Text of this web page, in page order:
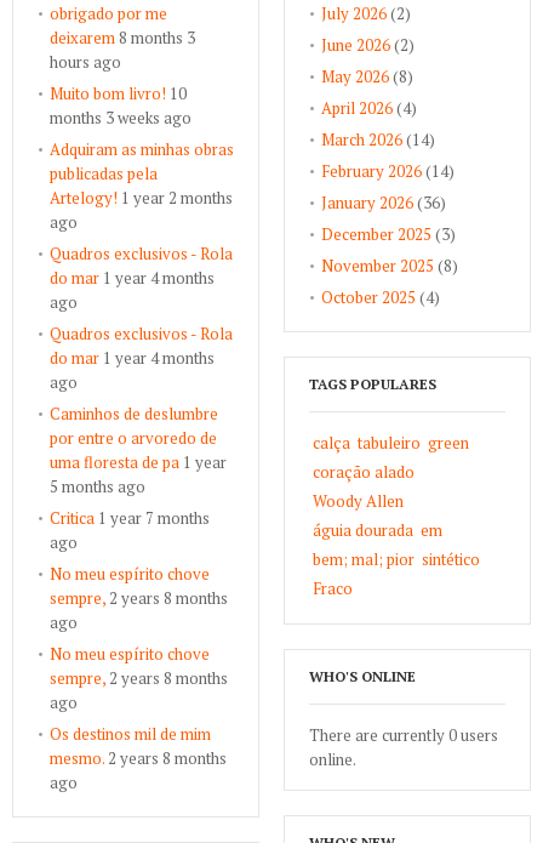
obrigado por me
deixarem 8 months 3
hours ago
Muito bom livro! 10
months 3 weeks ago
Adquiram as minhas obras
publicadas pela
Artelogy! 1 year 2 months
ago
Quadros exclusivos - Rola
do mar 1 year 4 months
ago
Quadros exclusivos - Rola
do mar 1 year 4 months
ago
Caminhos de deslumbre
por entre o arvoredo de
uma floresta de pa 1 year
5 months ago
Critica 1 year 7 months
ago
No meu espírito chove
sempre, 2 years 8 months
ago
No meu espírito chove
sempre, 2 years 8 months
ago
Os destinos mil de mim
mesmo. 2 years 8 months
ago
July 2026(2)
June 2026(2)
May 2026(8)
April 2026(4)
March 2026(14)
February 2026(14)
January 2026(36)
December 2025 (3)
November 2025 (8)
October 2025 (4)
TAGS POPULARES
calça tabuleiro green
coração alado
Woody Allen
águia dourada em
bem; mal; pior sintético
Fraco
WHO'S ONLINE
There are currently 0 users
online.